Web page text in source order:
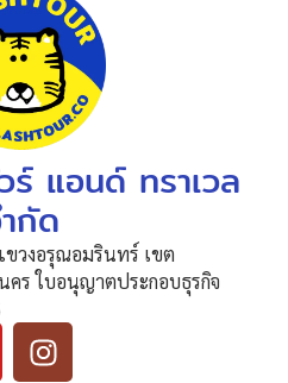
แอนด์ ทราเวล
กัด
วงอรุณอมรินทร์ เขต
คร ใบอนุญาตประกอบธุรกิจ